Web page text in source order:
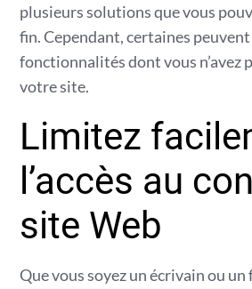
plusieurs solutions que vous
fin. Cependant, certaines
fonctionnalités dont vous n’avez
votre site.
Limitez
l’accès au
site Web
Que vous soyez un écrivain ou